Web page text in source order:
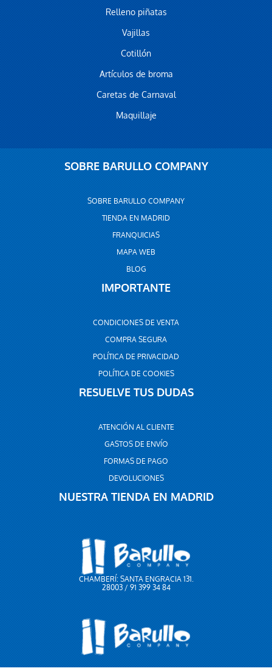
Relleno piñatas
Vajillas
Cotillón
Artículos de broma
Caretas de Carnaval
Maquillaje
SOBRE BARULLO COMPANY
SOBRE BARULLO COMPANY
TIENDA EN MADRID
FRANQUICIAS
MAPA WEB
BLOG
IMPORTANTE
CONDICIONES DE VENTA
COMPRA SEGURA
POLÍTICA DE PRIVACIDAD
POLÍTICA DE COOKIES
RESUELVE TUS DUDAS
ATENCIÓN AL CLIENTE
GASTOS DE ENVÍO
FORMAS DE PAGO
DEVOLUCIONES
NUESTRA TIENDA EN MADRID
CHAMBERÍ: SANTA ENGRACIA 131.
28003 / 91 399 34 84